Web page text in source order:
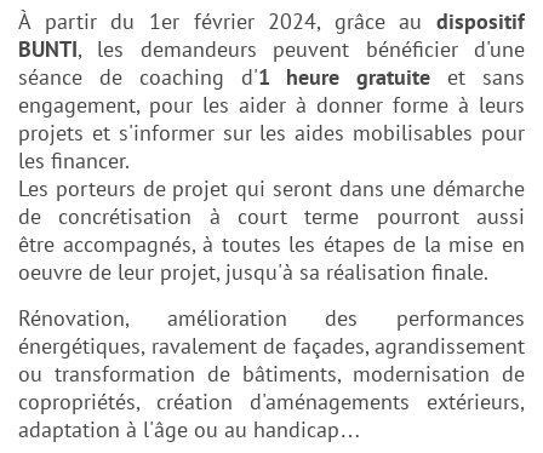
À partir du 1er février 2024, grâce au dispositif
BUNTI, les demandeurs peuvent bénéficier d'une
séance de coaching d'1 heure gratuite et sans
engagement, pour les aider à donner forme à leurs
projets et s'informer sur les aides mobilisables pour
les financer.
Les porteurs de projet qui seront dans une démarche
de concrétisation à court terme pourront aussi
être accompagnés, à toutes les étapes de la mise en
oeuvre de leur projet, jusqu'à sa réalisation finale.
Rénovation, amélioration des performances
énergétiques, ravalement de façades, agrandissement
ou transformation de bâtiments, modernisation de
copropriétés, création d'aménagements extérieurs,
adaptation à l'âge ou au handicap…